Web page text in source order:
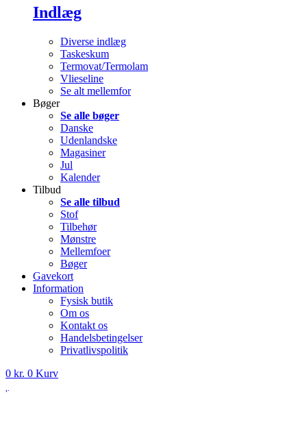
Indlæg
Diverse indlæg
Taskeskum
Termovat/Termolam
Vlieseline
Se alt mellemfor
Bøger
Se alle bøger
Danske
Udenlandske
Magasiner
Jul
Kalender
Tilbud
Se alle tilbud
Stof
Tilbehør
Mønstre
Mellemfoer
Bøger
Gavekort
Information
Fysisk butik
Om os
Kontakt os
Handelsbetingelser
Privatlivspolitik
0 kr. 0 Kurv